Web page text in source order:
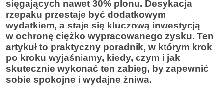
sięgających nawet 30% plonu. Desykacja
rzepaku przestaje być dodatkowym
wydatkiem, a staje się kluczową inwestycją
w ochronę ciężko wypracowanego zysku. Ten
artykuł to praktyczny poradnik, w którym krok
po kroku wyjaśniamy, kiedy, czym i jak
skutecznie wykonać ten zabieg, by zapewnić
sobie spokojne i wydajne żniwa.